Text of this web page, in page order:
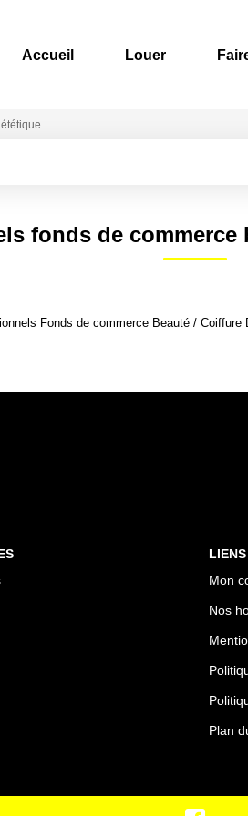
Accueil Louer
fonds de
Fonds de commerce Beauté /
Mon
Nos
Plan